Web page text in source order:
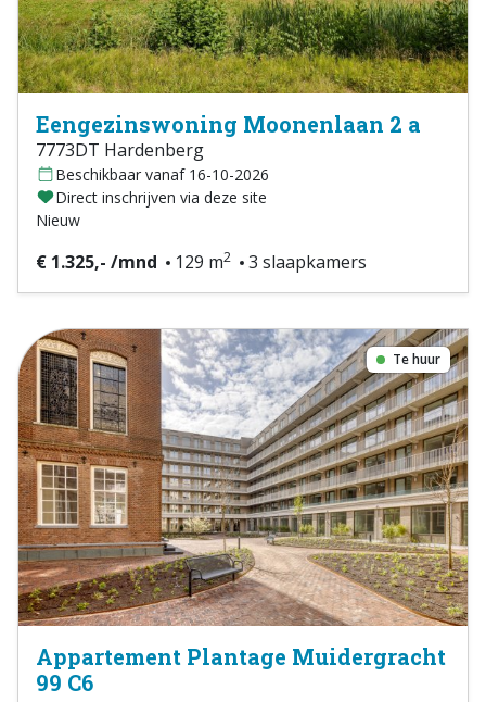
Eengezinswoning Moonenlaan 2 a
7773DT Hardenberg
Beschikbaar vanaf 16-10-2026
Direct inschrijven via deze site
Nieuw
€ 1.325,- /mnd 129 m2 3 slaapkamers
Te huur
Appartement Plantage Muidergracht
99 C6